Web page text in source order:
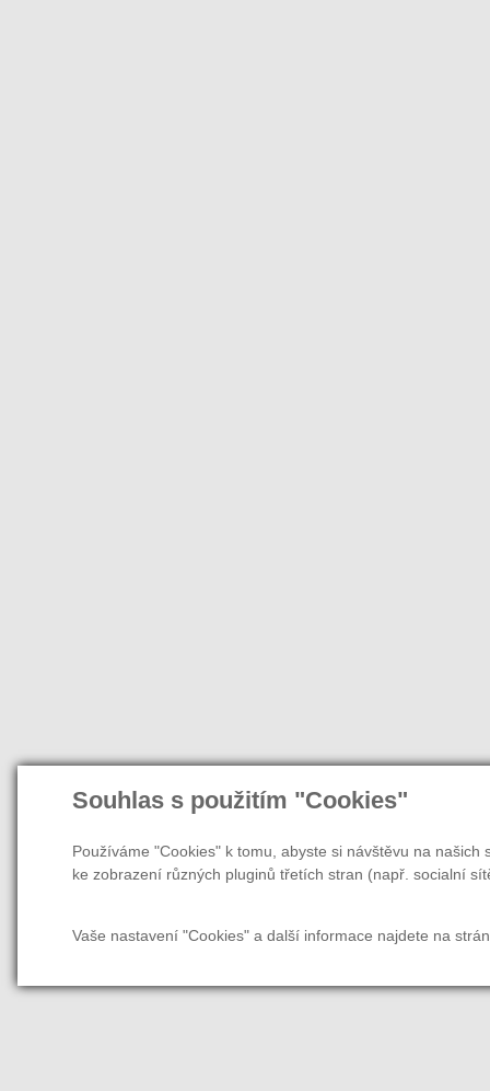
Souhlas s použitím "Cookies"
Používáme "Cookies" k tomu, abyste si návštěvu na
ke zobrazení různých pluginů třetích stran (např. socialní
Vaše nastavení "Cookies" a další informace najdete na